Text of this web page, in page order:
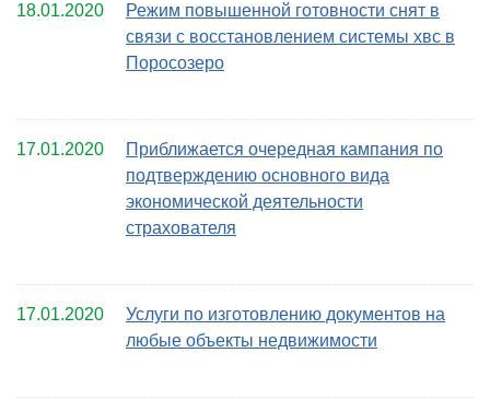
18.01.2020
Режим повышенной готовности снят в
связи с восстановлением системы хвс в
Поросозеро
17.01.2020
Приближается очередная кампания по
подтверждению основного вида
экономической деятельности
страхователя
17.01.2020
Услуги по изготовлению документов на
любые объекты недвижимости